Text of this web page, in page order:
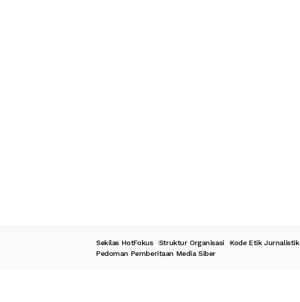
Sekilas HotFokus Struktur Organisasi
Kode Etik Jurnalistik
Pedoman Pemberitaan Media Siber